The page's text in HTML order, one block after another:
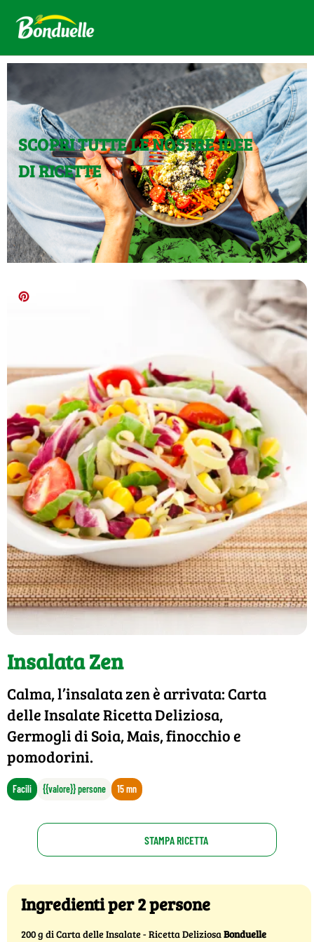
SCOPRI TUTTE LE NOSTRE IDEE
DI RICETTE
Insalata Zen
Calma, l’insalata zen è arrivata: Carta
delle Insalate Ricetta Deliziosa,
Germogli di Soia, Mais, finocchio e
pomodorini.
Facili {{valore}} persone 15 mn
STAMPA RICETTA
Ingredienti per 2 persone
200 g di Carta delle Insalate - Ricetta DeliziosaBonduelle